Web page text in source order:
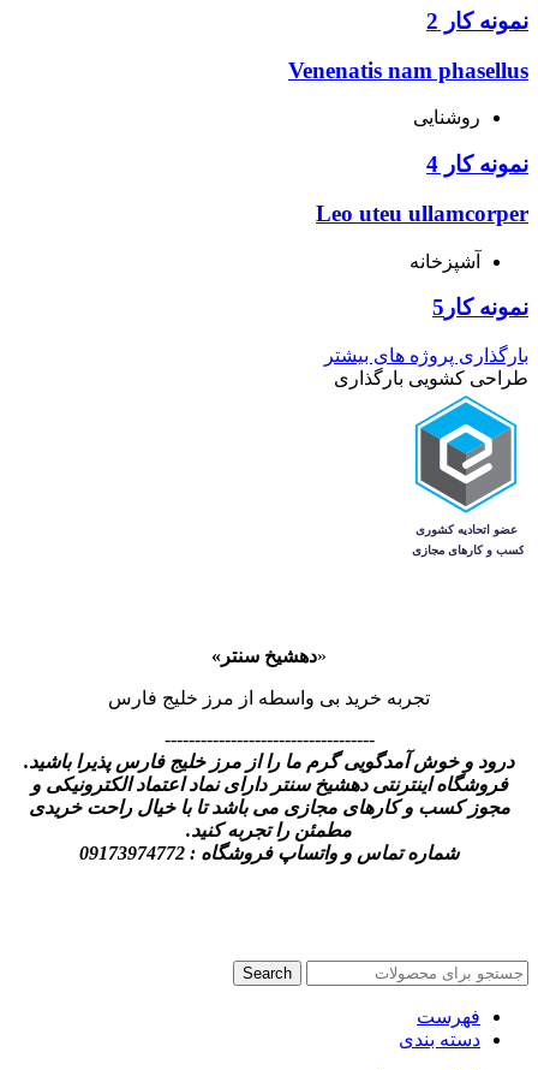
نمونه کار 2
Venenatis nam phasellus
روشنایی
نمونه کار 4
Leo uteu ullamcorper
آشپزخانه
نمونه کار5
بارگذاری پروژه های بیشتر
طراحی کشویی بارگذاری
«دهشیخ سنتر»
تجربه خرید بی واسطه از مرز خلیج فارس
-----------------------------------
درود و خوش آمدگویی گرم ما را از مرز خلیج فارس پذیرا باشید.
فروشگاه اینترنتی دهشیخ سنتر دارای نماد اعتماد الکترونیکی و
مجوز کسب و کارهای مجازی می باشد تا با خیال راحت خریدی
مطمئن را تجربه کنید.
شماره تماس و واتساپ فروشگاه : 09173974772
Search
فهرست
دسته بندی